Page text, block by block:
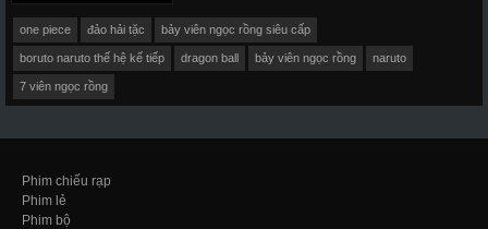
one piece đảo hải tặc bảy viên ngọc rồng siêu cấp
boruto naruto thế hệ kế tiếp dragon ball bảy viên ngọc rồng naruto
7 viên ngọc rồng
Phim chiếu rạp
Phim lẻ
Phim bộ